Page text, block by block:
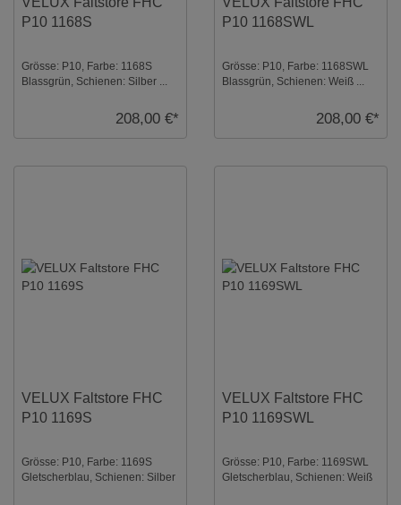
P10 1168S
Grösse: P10, Farbe: 1168S
Blassgrün, Schienen: Silber ...
208,00 €*
P10 1168SWL
Grösse: P10, Farbe: 1168SWL
Blassgrün, Schienen: Weiß ...
208,00 €*
VELUX Faltstore FHC
P10 1169S
Grösse: P10, Farbe: 1169S
Gletscherblau, Schienen: Silber
VELUX Faltstore FHC
P10 1169SWL
Grösse: P10, Farbe: 1169SWL
Gletscherblau, Schienen: Weiß